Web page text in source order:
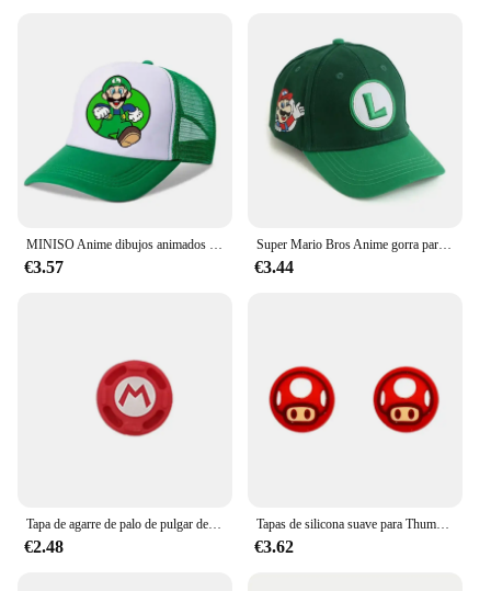
€3.57
Super Mario Bros Anime gorra para niños Luigi niños I gorra de béisbol disfraz de Mario sombrilla letra M sombrero niños regalo para niños
€3.44
€2.48
Tapas de silicona suave para Thumb Stick de Super Mario, tapas para Joy-Con, tapa de Thumbsticks para Nintendo Switch NS, controlador de JoyCon OLED
€3.62